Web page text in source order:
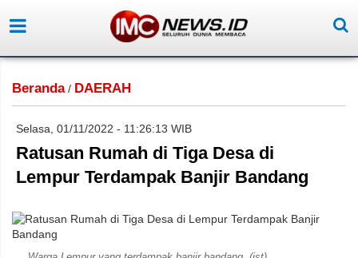
Beranda/ DAERAH
Selasa, 01/11/2022 - 11:26:13 WIB
Ratusan Rumah di Tiga Desa di
Lempur Terdampak Banjir Bandang